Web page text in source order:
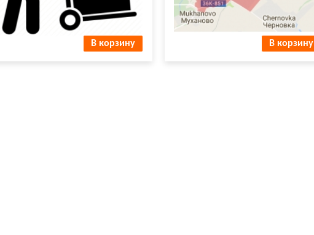
Самовывоз - забирает сам
заказчик
В корзину
Доставка и установка в г.
Отрадный
В корзину